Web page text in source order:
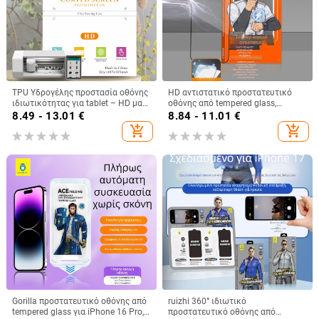
TPU Υδρογέλης προστασία οθόνης
ιδιωτικότητας για tablet – HD ματ,
πλήρης κάλυψη,
8.49 - 13.01 €
add_shopping_cart
HD αντιστατικό προστατευτικό
οθόνης από tempered glass,
πλήρους οθόνης, για iPhone 14 Pro
8.84 - 11.01 €
add_shopping_cart
Gorilla προστατευτικό οθόνης από
tempered glass για iPhone 16 Pro,
ruizhi 360° ιδιωτικό
προστατευτικό οθόνης από